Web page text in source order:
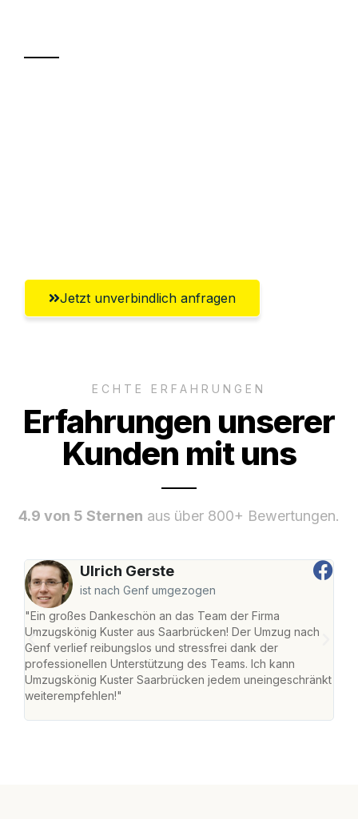
Jetzt unverbindlich anfragen
ECHTE ERFAHRUNGEN
Erfahrungen unserer
Kunden mit uns
4.9 von 5 Sternen aus über 800+ Bewertungen.
Ulrich Gerste
ist nach Genf umgezogen
"Ein großes Dankeschön an das Team der Firma
Umzugskönig Kuster aus Saarbrücken! Der Umzug nach
Genf verlief reibungslos und stressfrei dank der
professionellen Unterstützung des Teams. Ich kann
Umzugskönig Kuster Saarbrücken jedem uneingeschränkt
weiterempfehlen!"